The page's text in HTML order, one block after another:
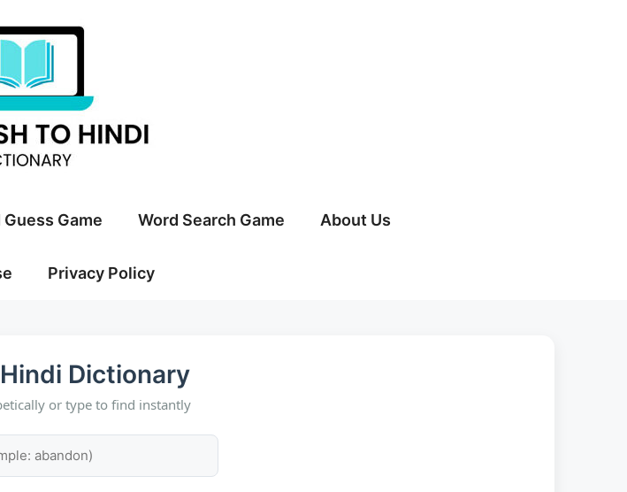
Guess Game Word Search Game About Us
Privacy Policy
Dictionary
or type to find instantly